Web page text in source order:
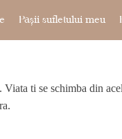
Pașii sufletului meu
ti se schimba din